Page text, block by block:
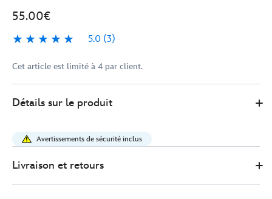
55.00€
5.0 (3)
5.0
Cet article est limité à 4 par client.
55.00
sabre-
laser-
Détails sur le produit
Avertissements de sécurité inclus
Livraison et retours